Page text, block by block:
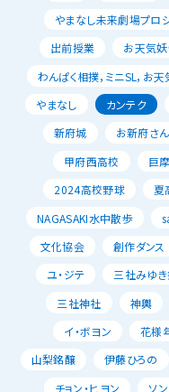
やまなし未来劇場プロ
出前授業
お天気
わんぱく相撲，ミニSL，お
やまなし
カンテク
新府城
お新府さん
甲府西高校
巨
2024高校野球
夏
NAGASAKI水中散歩
文化協会
創作ダンス
ユ・ジテ
三社みゆき
三社神社
神輿
イ・ボヨン
花様
山梨銘醸
伊藤ひろの
チョン・ヒヨン
ソ